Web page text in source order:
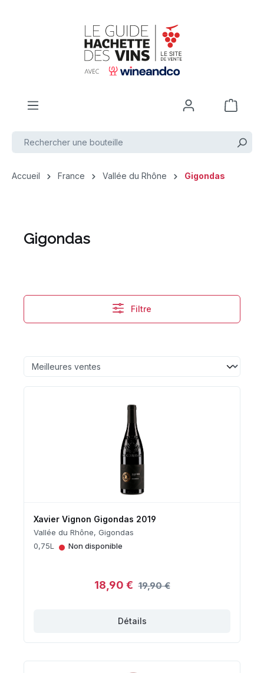
Accueil France Vallée du Rhône Gigondas
Gigondas
Filtre
Xavier Vignon Gigondas 2019
Vallée du Rhône, Gigondas
0,75L
• Non disponible
18,90 € 19,90 €
Détails